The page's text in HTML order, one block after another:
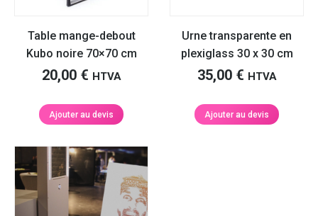
Table mange-debout
Kubo noire 70×70 cm
20,00 € HTVA
Ajouter au devis
Urne transparente en
plexiglass 30 x 30 cm
35,00 € HTVA
Ajouter au devis